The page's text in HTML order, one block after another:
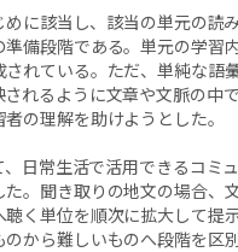
に該当し、該当の単元の読
備段階である。単元の学習
れている。ただ、単純な語
れるように文章や文脈の中で
の理解を助けようとした。
日常生活で活用できるコミュ
。聞き取りの地文の場合、
く単位を順次に拡大して提
から難しいものへ段階を区別